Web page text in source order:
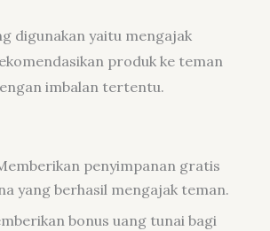
digunakan yaitu mengajak
produk ke teman
imbalan tertentu.
penyimpanan gratis
yang berhasil mengajak teman.
bonus uang tunai bagi